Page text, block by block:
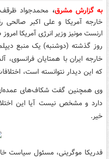
به گزارش مشرق، محمدجواد
خارجه آمریکا و علی اکبر
ارنست مونیز وزیر انرژی آمریکا
روز گذشته (دوشنبه) یک منبع
خارجه ایران با همتایان
که این دیدار نتوانسته است،
وی همچنین گفت شکاف‌های
دارد و مشخص نیست آیا این
خیر.
فدریکا موگرینی، مسئول سیاست